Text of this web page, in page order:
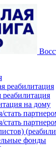
реабилитация
реабилитация
на дому
стать
стать
фонды